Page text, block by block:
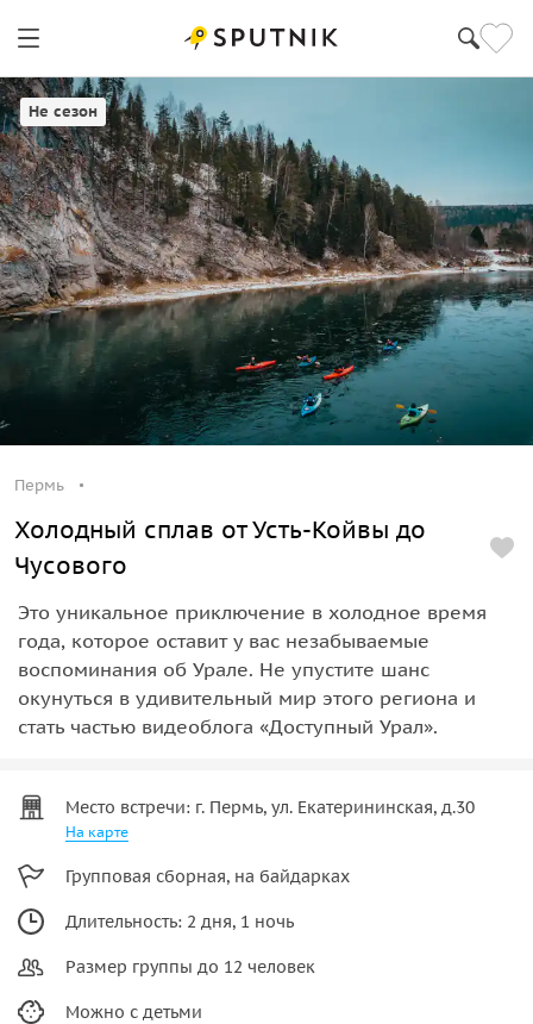
Не сезон
Пермь
Холодный сплав от Усть-Койвы до
Чусового
Это уникальное приключение в холодное время
года, которое оставит у вас незабываемые
воспоминания об Урале. Не упустите шанс
окунуться в удивительный мир этого региона и
стать частью видеоблога «Доступный Урал».
Место встречи: г. Пермь, ул. Екатерининская, д.30
На карте
Групповая сборная, на байдарках
Длительность: 2 дня, 1 ночь
Размер группы до 12 человек
Можно с детьми